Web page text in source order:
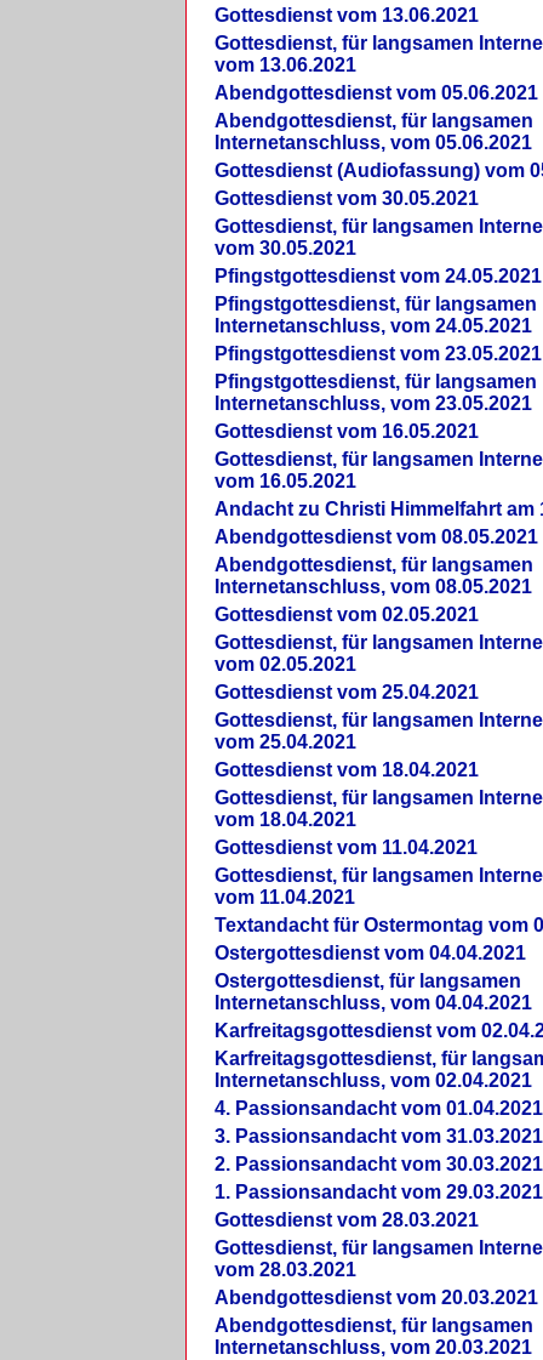
Gottesdienst vom 13.06.2021
Gottesdienst, für langsamen
vom 13.06.2021
Abendgottesdienst vom 05.06.2021
Abendgottesdienst, für langsamen
Internetanschluss, vom 05.06.2021
Gottesdienst (Audiofassung) vom
Gottesdienst vom 30.05.2021
Gottesdienst, für langsamen
vom 30.05.2021
Pfingstgottesdienst vom 24.05.2021
Pfingstgottesdienst, für langsamen
Internetanschluss, vom 24.05.2021
Pfingstgottesdienst vom 23.05.2021
Pfingstgottesdienst, für langsamen
Internetanschluss, vom 23.05.2021
Gottesdienst vom 16.05.2021
Gottesdienst, für langsamen
vom 16.05.2021
Andacht zu Christi Himmelfahrt am
Abendgottesdienst vom 08.05.2021
Abendgottesdienst, für langsamen
Internetanschluss, vom 08.05.2021
Gottesdienst vom 02.05.2021
Gottesdienst, für langsamen
vom 02.05.2021
Gottesdienst vom 25.04.2021
Gottesdienst, für langsamen
vom 25.04.2021
Gottesdienst vom 18.04.2021
Gottesdienst, für langsamen
vom 18.04.2021
Gottesdienst vom 11.04.2021
Gottesdienst, für langsamen
vom 11.04.2021
Textandacht für Ostermontag vom
Ostergottesdienst vom 04.04.2021
Ostergottesdienst, für langsamen
Internetanschluss, vom 04.04.2021
Karfreitagsgottesdienst vom
Karfreitagsgottesdienst, für
Internetanschluss, vom 02.04.2021
4. Passionsandacht vom 01.04.2021
3. Passionsandacht vom 31.03.2021
2. Passionsandacht vom 30.03.2021
1. Passionsandacht vom 29.03.2021
Gottesdienst vom 28.03.2021
Gottesdienst, für langsamen
vom 28.03.2021
Abendgottesdienst vom 20.03.2021
Abendgottesdienst, für langsamen
Internetanschluss, vom 20.03.2021